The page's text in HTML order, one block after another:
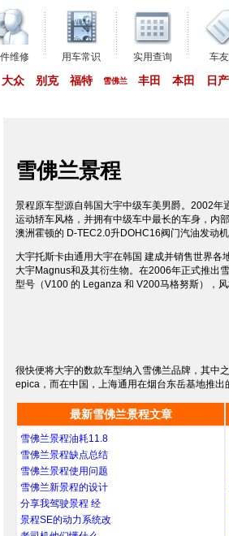
维修 用车常识 实用查询 车
大众 别克 福特 雪佛兰 丰田 本田 日产
雪佛兰景程
景程原车型源自韩国大宇中级车美男爵。2002年
运动轿车风格，并拥有中级车中最长的车身，内
澳洲霍顿的 D-TEC2.0升DOHC16阀门汽油发动
大宇托斯卡由通用大宇在韩国 建成并销售世界各
大宇Magnus和及其衍生物。在2006年正式推出
型号（V100 的 Leganza 和 V200马格努斯），
很快便将大宇的数款车型纳入雪佛兰品牌，其中
epica，而在中国，上海通用在烟台东岳基地推
最新雪佛兰景程文章
雪佛兰景程油耗11.8
雪佛兰景程缺点总结
雪佛兰景程使用问题
雪佛兰新景程的设计
分享我驾驶景程 经
景程SE的动力系统改